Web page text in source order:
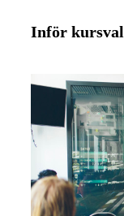
Inför kursval